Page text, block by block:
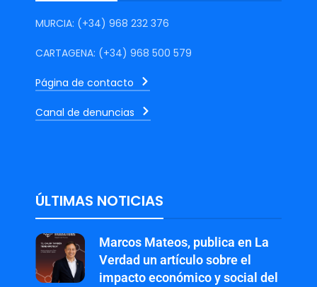
MURCIA: (+34) 968 232 376
CARTAGENA: (+34) 968 500 579
Página de contacto
Canal de denuncias
ÚLTIMAS NOTICIAS
Marcos Mateos, publica en La
Verdad un artículo sobre el
impacto económico y social del